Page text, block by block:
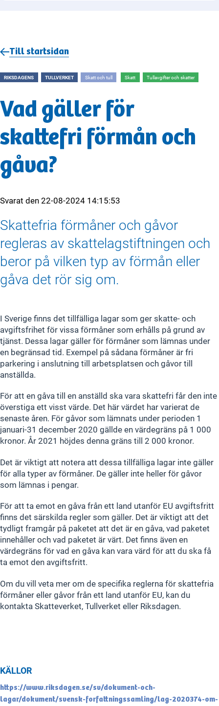
Till startsidan
RIKSDAGENS TULLVERKET Skatt och tull Skatt Tullavgifter och skatter
Vad gäller för
skattefri förmån och
gåva?
Svarat den22-08-2024 14:15:53
Skattefria förmåner och gåvor
regleras av skattelagstiftningen och
beror på vilken typ av förmån eller
gåva det rör sig om.
I Sverige finns det tillfälliga lagar som ger skatte- och
avgiftsfrihet för vissa förmåner som erhålls på grund av
tjänst. Dessa lagar gäller för förmåner som lämnas under
en begränsad tid. Exempel på sådana förmåner är fri
parkering i anslutning till arbetsplatsen och gåvor till
anställda.
För att en gåva till en anställd ska vara skattefri får den inte
överstiga ett visst värde. Det här värdet har varierat de
senaste åren. För gåvor som lämnats under perioden 1
januari-31 december 2020 gällde en värdegräns på 1 000
kronor. År 2021 höjdes denna gräns till 2 000 kronor.
Det är viktigt att notera att dessa tillfälliga lagar inte gäller
för alla typer av förmåner. De gäller inte heller för gåvor
som lämnas i pengar.
För att ta emot en gåva från ett land utanför EU avgiftsfritt
finns det särskilda regler som gäller. Det är viktigt att det
tydligt framgår på paketet att det är en gåva, vad paketet
innehåller och vad paketet är värt. Det finns även en
värdegräns för vad en gåva kan vara värd för att du ska få
ta emot den avgiftsfritt.
Om du vill veta mer om de specifika reglerna för skattefria
förmåner eller gåvor från ett land utanför EU, kan du
kontakta Skatteverket, Tullverket eller Riksdagen.
KÄLLOR
https://www.riksdagen.se/sv/dokument-och-
lagar/dokument/svensk-forfattningssamling/lag-2020374-om-